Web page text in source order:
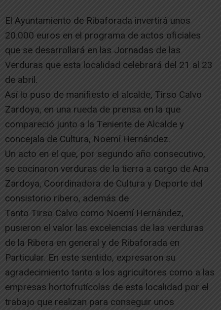
El Ayuntamiento de Ribaforada invertirá unos
20.000 euros en el programa de actos oficiales
que se desarrollará en las Jornadas de las
Verduras que esta localidad celebrará del 21 al 23
de abril.
Así lo puso de manifiesto el alcalde, Tirso Calvo
Zardoya, en una rueda de prensa en la que
compareció junto a la Teniente de Alcalde y
concejala de Cultura, Noemí Hernández.
Un acto en el que, por segundo año consecutivo,
se cocinaron verduras de la tierra a cargo de Ana
Zardoya, Coordinadora de Cultura y Deporte del
consistorio ribero, además de
Tanto Tirso Calvo como Noemí Hernández,
pusieron el valor las excelencias de las verduras
de la Ribera en general y de Ribaforada en
Particular. En este sentido, expresaron su
agradecimiento tanto a los agricultores como a las
empresas hortofrutícolas de esta localidad por el
trabajo que realizan para conseguir unos